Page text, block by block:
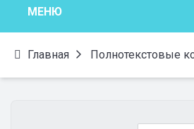
МЕНЮ
Главная Полнотекстовые